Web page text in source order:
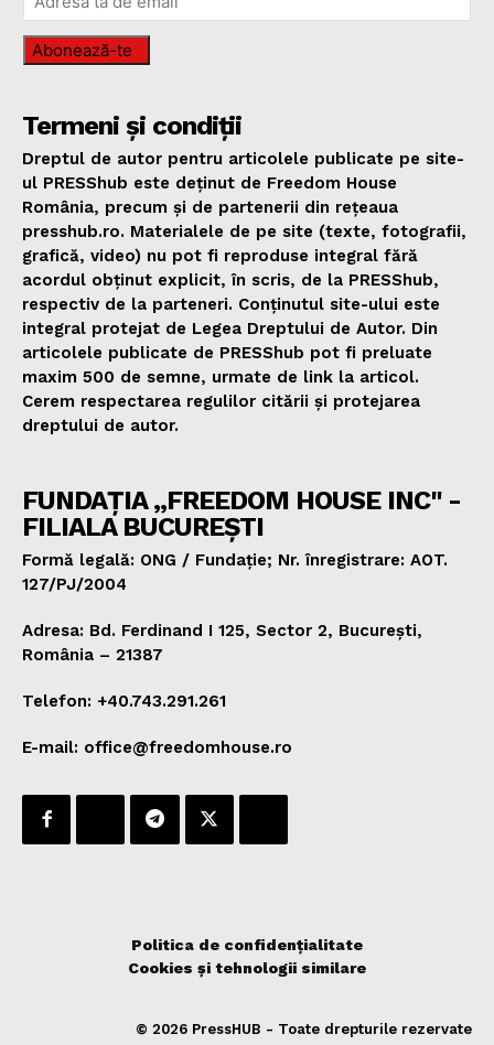
Abonează-te
Termeni și condiții
Dreptul de autor pentru articolele publicate pe site-
ul PRESShub este deținut de Freedom House
România, precum și de partenerii din rețeaua
presshub.ro. Materialele de pe site (texte, fotografii,
grafică, video) nu pot fi reproduse integral fără
acordul obținut explicit, în scris, de la PRESShub,
respectiv de la parteneri. Conținutul site-ului este
integral protejat de Legea Dreptului de Autor. Din
articolele publicate de PRESShub pot fi preluate
maxim 500 de semne, urmate de link la articol.
Cerem respectarea regulilor citării și protejarea
dreptului de autor.
FUNDAȚIA „FREEDOM HOUSE INC" -
FILIALA BUCUREȘTI
Formă legală: ONG / Fundație; Nr. înregistrare: AOT.
127/PJ/2004
Adresa: Bd. Ferdinand I 125, Sector 2, București,
România – 21387
Telefon: +40.743.291.261
E-mail: office@freedomhouse.ro
Politica de confidențialitate
Cookies și tehnologii similare
© 2026 PressHUB - Toate drepturile rezervate